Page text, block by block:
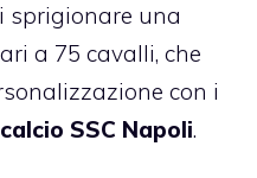
sprigionare una
a 75 cavalli, che
con i
SSC Napoli.